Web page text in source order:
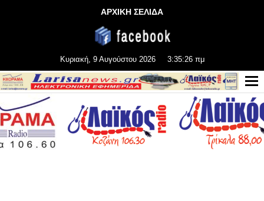
ΑΡΧΙΚΗ ΣΕΛΙΔΑ
Κυριακή, 9 Αυγούστου 2026 3:35:26 πμ